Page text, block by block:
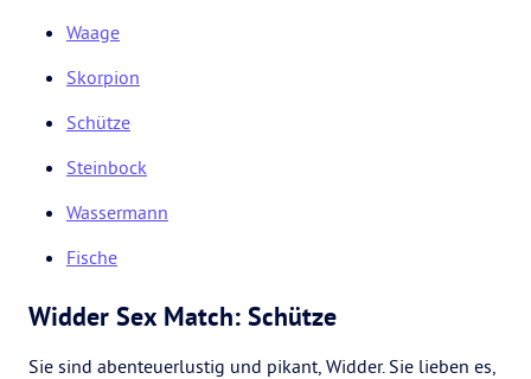
Waage
Skorpion
Schütze
Steinbock
Wassermann
Fische
Widder Sex Match: Schütze
Sie sind abenteuerlustig und pikant, Widder. Sie lieben es,